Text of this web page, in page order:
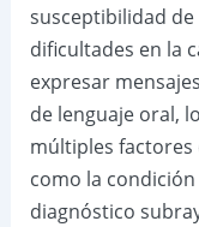
susceptibilidad
dificultades en la
expresar
de lenguaje oral,
múltiples
como la
diagnóstico